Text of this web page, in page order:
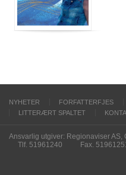
NYHETER FORFATTERFJES
LITTERÆRT SPALTET
Ansvarlig utgiver: Regionaviser
Tlf. 51961240
Fax.